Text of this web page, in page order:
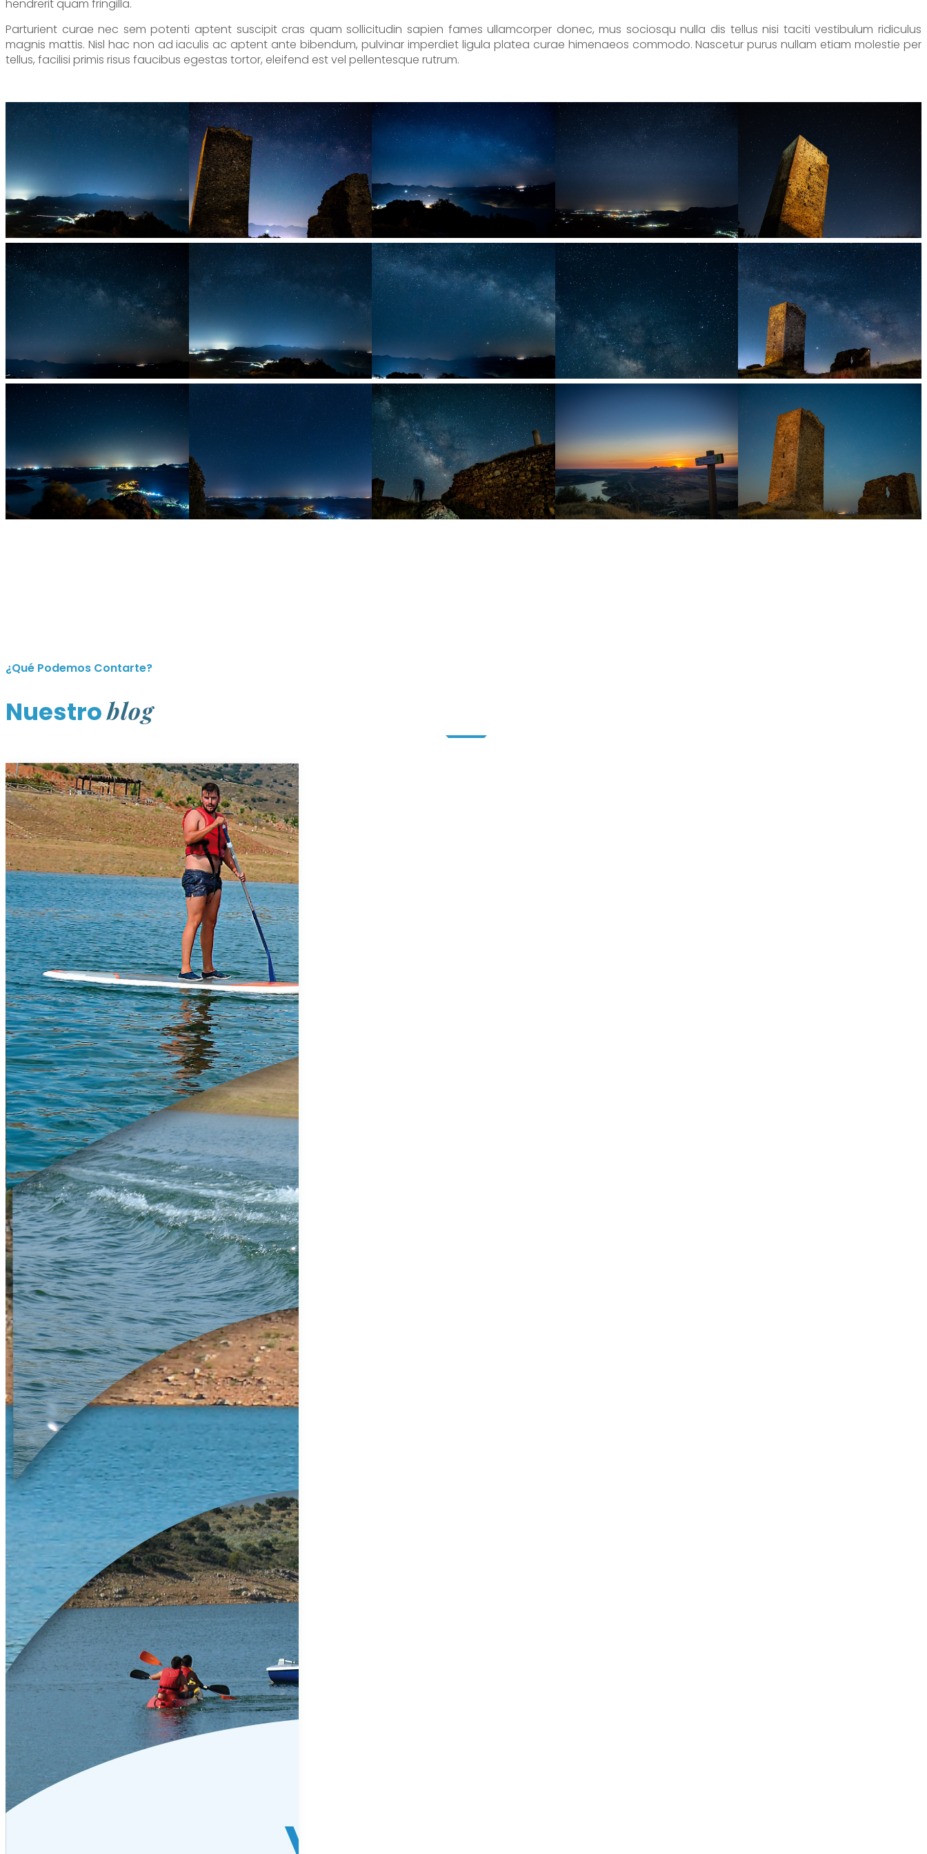
hendrerit quam fringilla.
Parturient curae nec sem potenti aptent suscipit cras quam sollicitudin sapien fames ullamcorper donec, mus sociosqu nulla dis tellus nisi taciti vestibulum ridiculus
magnis mattis. Nisl hac non ad iaculis ac aptent ante bibendum, pulvinar imperdiet ligula platea curae himenaeos commodo. Nascetur purus nullam etiam molestie per
tellus, facilisi primis risus faucibus egestas tortor, eleifend est vel pellentesque rutrum.
¿Qué Podemos Contarte?
Nuestroblog